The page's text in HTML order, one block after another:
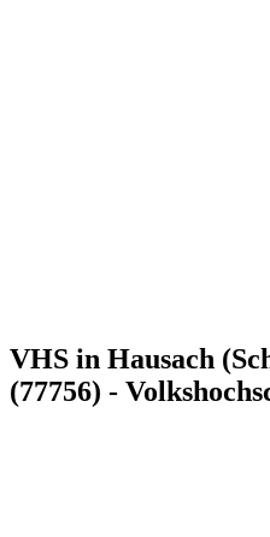
VHS in Hausach
(77756) -